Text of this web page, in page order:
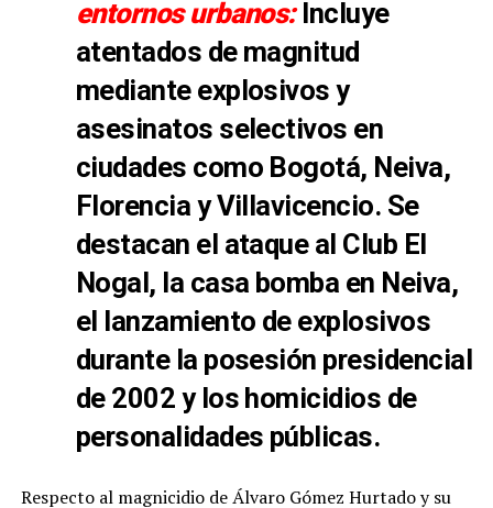
entornos urbanos:Incluye
atentados de magnitud
mediante explosivos y
asesinatos selectivos en
ciudades como Bogotá, Neiva,
Florencia y Villavicencio. Se
destacan el ataque al Club El
Nogal, la casa bomba en Neiva,
el lanzamiento de explosivos
durante la posesión presidencial
de 2002 y los homicidios de
personalidades públicas.
Respecto al magnicidio de Álvaro Gómez Hurtado y su